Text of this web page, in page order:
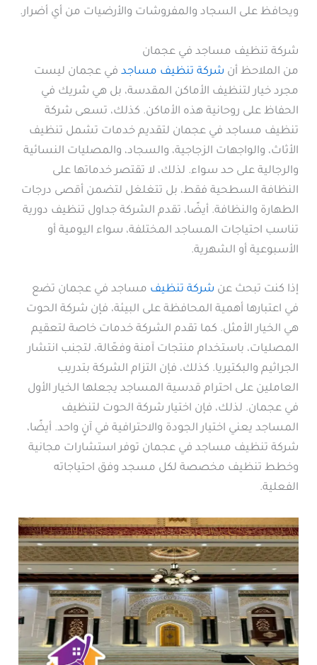
ويحافظ على السجاد والمفروشات والأرضيات من أي أضرار.
شركة تنظيف مساجد في عجمان
من الملاحظ أن شركة تنظيف مساجد في عجمان ليست
مجرد خيار لتنظيف الأماكن المقدسة، بل هي شريك في
الحفاظ على روحانية هذه الأماكن. كذلك، تسعى شركة
تنظيف مساجد في عجمان لتقديم خدمات تشمل تنظيف
الأثاث، والواجهات الزجاجية، والسجاد، والمصليات النسائية
والرجالية على حد سواء. لذلك، لا تقتصر خدماتها على
النظافة السطحية فقط، بل تتغلغل لتضمن أقصى درجات
الطهارة والنظافة. أيضًا، تقدم الشركة جداول تنظيف دورية
تناسب احتياجات المساجد المختلفة، سواء اليومية أو
الأسبوعية أو الشهرية.
إذا كنت تبحث عن شركة تنظيف مساجد في عجمان تضع
في اعتبارها أهمية المحافظة على البيئة، فإن شركة الحوت
هي الخيار الأمثل. كما تقدم الشركة خدمات خاصة لتعقيم
المصليات، باستخدام منتجات آمنة وفعّالة، لتجنب انتشار
الجراثيم والبكتيريا. كذلك، فإن التزام الشركة بتدريب
العاملين على احترام قدسية المساجد يجعلها الخيار الأول
في عجمان. لذلك، فإن اختيار شركة الحوت لتنظيف
المساجد يعني اختيار الجودة والاحترافية في آنٍ واحد. أيضًا،
شركة تنظيف مساجد في عجمان توفر استشارات مجانية
وخطط تنظيف مخصصة لكل مسجد وفق احتياجاته
الفعلية.